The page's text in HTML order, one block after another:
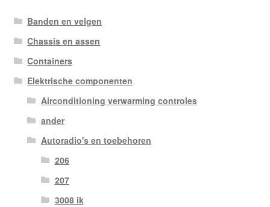
Banden en velgen
Chassis en assen
Containers
Elektrische componenten
Airconditioning verwarming controles
ander
Autoradio's en toebehoren
206
207
3008 ik